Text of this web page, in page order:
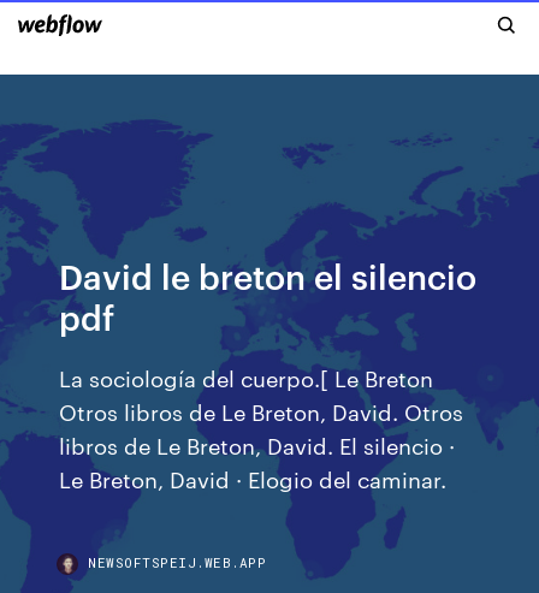
David le breton el silencio
pdf
La sociología del cuerpo.[ Le Breton
Otros libros de Le Breton, David. Otros
libros de Le Breton, David. El silencio ·
Le Breton, David · Elogio del caminar.
NEWSOFTSPEIJ.WEB.APP